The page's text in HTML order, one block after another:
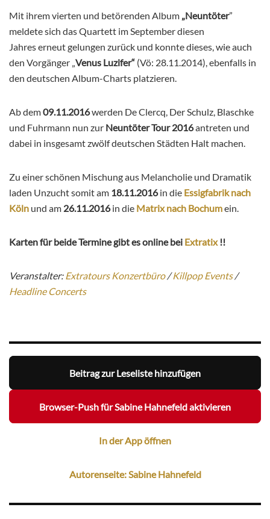
Mit ihrem vierten und betörenden Album „Neuntöter”
meldete sich das Quartett im September diesen
Jahres erneut gelungen zurück und konnte dieses, wie auch
den Vorgänger „Venus Luzifer“ (Vö: 28.11.2014), ebenfalls in
den deutschen Album-Charts platzieren.
Ab dem09.11.2016werden De Clercq, Der Schulz, Blaschke
und Fuhrmann nun zur Neuntöter Tour 2016antreten und
dabei in insgesamt zwölf deutschen Städten Halt machen.
Zu einer schönen Mischung aus Melancholie und Dramatik
laden Unzucht somit am 18.11.2016in die Essigfabrik nach
Köln und am 26.11.2016in die Matrix nach Bochumein.
Karten für beide Termine gibt es online bei Extratix!!
Veranstalter:Extratours Konzertbüro/Killpop Events/
Headline Concerts
Beitrag zur Leseliste hinzufügen
Browser-Push für Sabine Hahnefeld aktivieren
In der App öffnen
Autorenseite: Sabine Hahnefeld